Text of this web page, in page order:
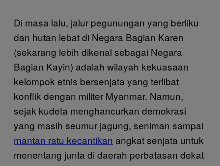
Di masa lalu, jalur pegunungan yang berliku
dan hutan lebat di Negara Bagian Karen
(sekarang lebih dikenal sebagai Negara
Bagian Kayin) adalah wilayah kekuasaan
kelompok etnis bersenjata yang terlibat
konflik dengan militer Myanmar. Namun,
sejak kudeta menghancurkan demokrasi
yang masih seumur jagung, seniman sampai
mantan ratu kecantikan angkat senjata untuk
menentang junta di daerah perbatasan dekat